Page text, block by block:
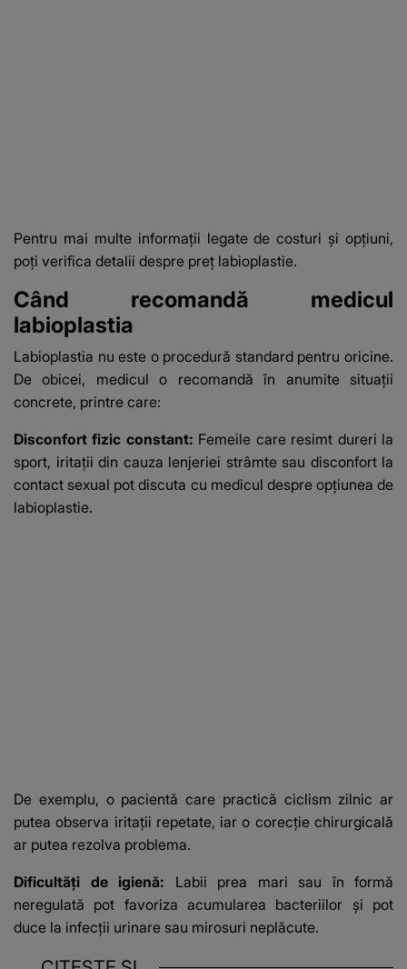
Pentru mai multe informații legate de costuri și opțiuni,
poți verifica detalii despre preț labioplastie.
Când recomandă medicul
labioplastia
Labioplastia nu este o procedură standard pentru oricine.
De obicei, medicul o recomandă în anumite situații
concrete, printre care:
Disconfort fizic constant: Femeile care resimt dureri la
sport, iritații din cauza lenjeriei strâmte sau disconfort la
contact sexual pot discuta cu medicul despre opțiunea de
labioplastie.
De exemplu, o pacientă care practică ciclism zilnic ar
putea observa iritații repetate, iar o corecție chirurgicală
ar putea rezolva problema.
Dificultăți de igienă: Labii prea mari sau în formă
neregulată pot favoriza acumularea bacteriilor și pot
duce la infecții urinare sau mirosuri neplăcute.